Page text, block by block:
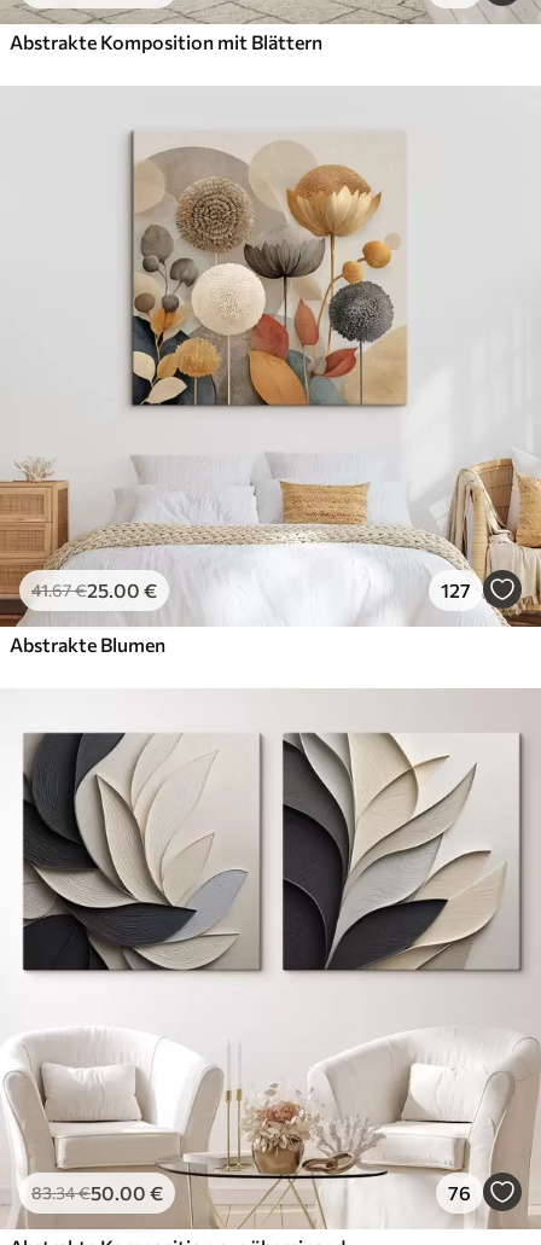
Abstrakte Komposition mit Blättern
41.67€25.00 € 127
Abstrakte Blumen
83.34€50.00 € 76